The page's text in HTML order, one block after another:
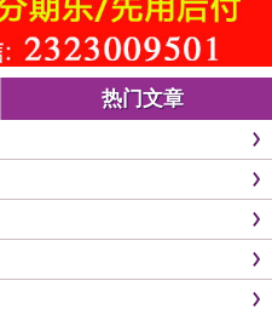
热门文章